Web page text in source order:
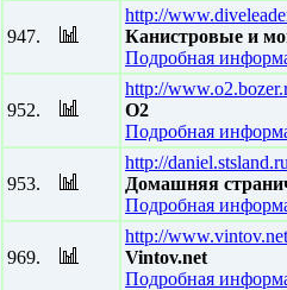
947.
http://
Канистровые и
Подробная
952.
http://
O2
Подробная
953.
http://
Домашняя
Подробная
969.
http://www.vintov.net
Vintov.net
Подробная